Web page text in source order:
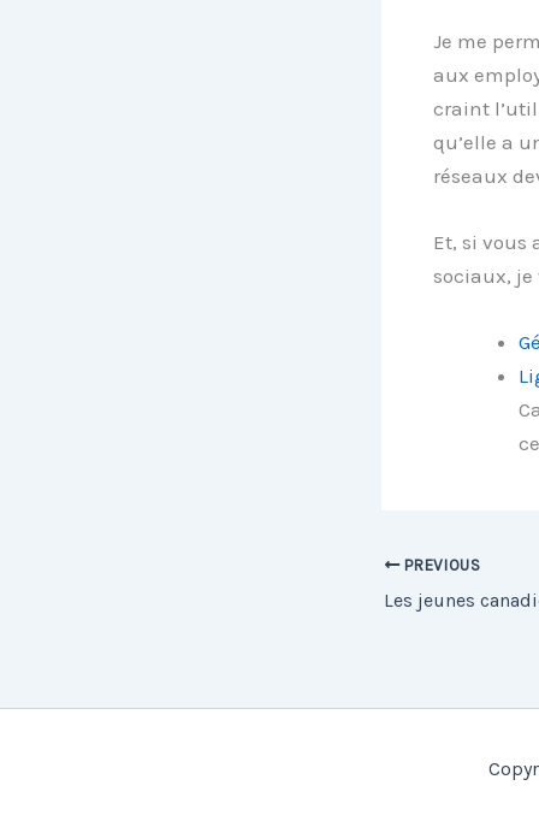
Je me
aux
craint
qu’elle a
réseaux
Et, si vous
sociaux, je
PREVIOUS